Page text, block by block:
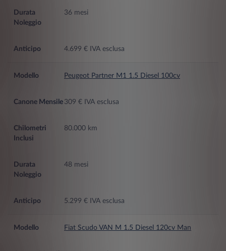
36 mesi
4.699 € IVA esclusa
Peugeot Partner M1 1.5 Diesel 100cv
309 € IVA esclusa
80.000 km
48 mesi
5.299 € IVA esclusa
Fiat Scudo VAN M 1.5 Diesel 120cv Man